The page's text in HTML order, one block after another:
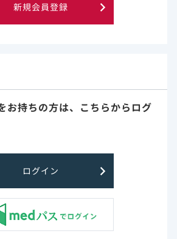
dL、前治療継続群で－0.04mg/dLで
新規会員登録
持ちの方は、 こちらからログ
ログイン